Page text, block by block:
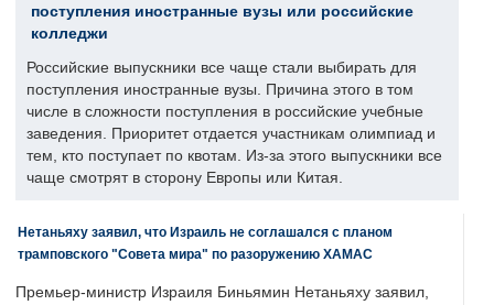
поступления иностранные вузы или российские
колледжи
Российские выпускники все чаще стали выбирать для
поступления иностранные вузы. Причина этого в том
числе в сложности поступления в российские учебные
заведения. Приоритет отдается участникам олимпиад и
тем, кто поступает по квотам. Из-за этого выпускники все
чаще смотрят в сторону Европы или Китая.
Нетаньяху заявил, что Израиль не соглашался с планом
трамповского "Совета мира" по разоружению ХАМАС
Премьер-министр Израиля Биньямин Нетаньяху заявил,